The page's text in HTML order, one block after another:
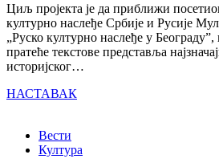
Циљ пројекта је да приближи
културно наслеђе Србије и Русије
„Руско културно наслеђе у Београду”,
пратеће текстове представља
историјског…
НАСТАВАК
Вести
Култура